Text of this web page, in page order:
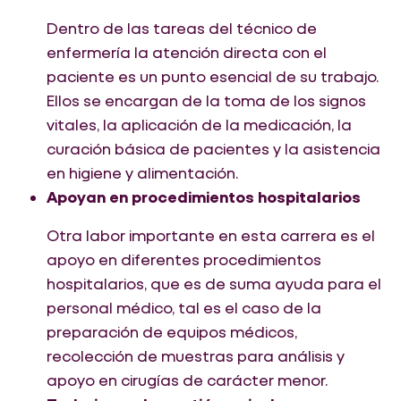
Dentro de las tareas del técnico de
enfermería la atención directa con el
paciente es un punto esencial de su trabajo.
Ellos se encargan de la toma de los signos
vitales, la aplicación de la medicación, la
curación básica de pacientes y la asistencia
en higiene y alimentación.
Apoyan en procedimientos hospitalarios
Otra labor importante en esta carrera es el
apoyo en diferentes procedimientos
hospitalarios, que es de suma ayuda para el
personal médico, tal es el caso de la
preparación de equipos médicos,
recolección de muestras para análisis y
apoyo en cirugías de carácter menor.